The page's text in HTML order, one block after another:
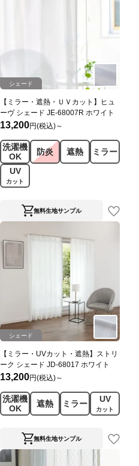
シェード
【ミラー・遮熱・ＵＶカット】ヒュ
ーヴ シェード JE-68007R ホワイト
13,200円(税込)～
洗濯機
OK
防炎 遮熱
ミラー
UV
カット
無料生地サンプル
シェード
【ミラー・UVカット・遮熱】ストリ
ーク シェード JD-68017 ホワイト
13,200円(税込)～
洗濯機
OK
遮熱 ミラー UV
カット
無料生地サンプル